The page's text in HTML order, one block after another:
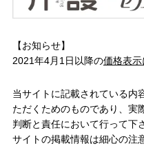
【お知らせ】
2021年4月1日以降の価格表
当サイトに記載されている内
ただくためのものであり、実
判断と責任において行って下
サイトの掲載情報は細心の注